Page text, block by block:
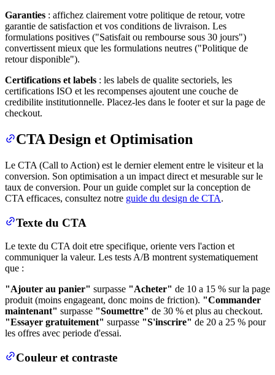
Garanties : affichez clairement votre politique de retour, votre
garantie de satisfaction et vos conditions de livraison. Les
formulations positives ("Satisfait ou rembourse sous 30 jours")
convertissent mieux que les formulations neutres ("Politique de
retour disponible").
Certifications et labels : les labels de qualite sectoriels, les
certifications ISO et les recompenses ajoutent une couche de
credibilite institutionnelle. Placez-les dans le footer et sur la page de
checkout.
CTA Design et Optimisation
Le CTA (Call to Action) est le dernier element entre le visiteur et la
conversion. Son optimisation a un impact direct et mesurable sur le
taux de conversion. Pour un guide complet sur la conception de
CTA efficaces, consultez notre guide du design de CTA.
Texte du CTA
Le texte du CTA doit etre specifique, oriente vers l'action et
communiquer la valeur. Les tests A/B montrent systematiquement
que :
"Ajouter au panier" surpasse "Acheter" de 10 a 15 % sur la page
produit (moins engageant, donc moins de friction). "Commander
maintenant" surpasse "Soumettre" de 30 % et plus au checkout.
"Essayer gratuitement" surpasse "S'inscrire" de 20 a 25 % pour
les offres avec periode d'essai.
Couleur et contraste